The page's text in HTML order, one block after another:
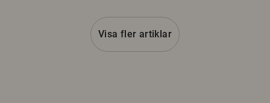
Visa fler artiklar